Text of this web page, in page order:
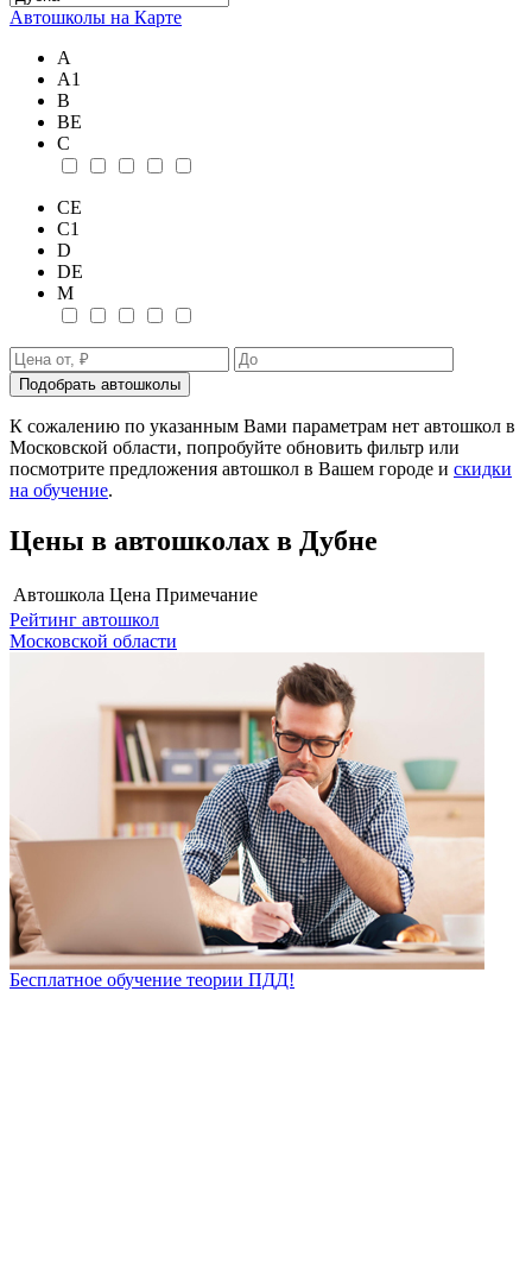
Автошколы на Карте
А
А1
В
ВE
С
СE
С1
D
DE
М
Подобрать автошколы
К сожалению по указанным Вами параметрам нет автошкол в
Московской области, попробуйте обновить фильтр или
посмотрите предложения автошкол в Вашем городе и скидки
на обучение.
Цены в автошколах в Дубне
Автошкола Цена Примечание
Рейтинг автошкол
Московской области
Бесплатное обучение теории ПДД!